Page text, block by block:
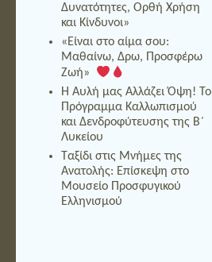
Δυνατότητες, Ορθή Χρήση
και Κίνδυνοι»
«Είναι στο αίμα σου:
Μαθαίνω, Δρω, Προσφέρω
Ζωή»
Η Αυλή μας Αλλάζει Όψη! Το
Πρόγραμμα Καλλωπισμού
και Δενδροφύτευσης της Β΄
Λυκείου
Ταξίδι στις Μνήμες της
Ανατολής: Επίσκεψη στο
Μουσείο Προσφυγικού
Ελληνισμού